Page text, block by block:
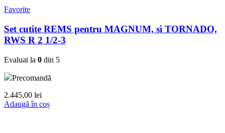
Favorite
Set cutite REMS pentru MAGNUM, si TORNADO,
RWS R 2 1/2-3
Evaluat la 0 din 5
Precomandă
2.445,00 lei
Adaugă în coș